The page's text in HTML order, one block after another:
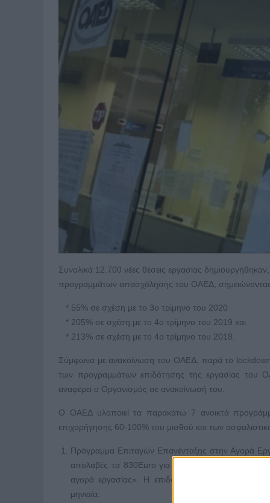
Συνολικά 12.700 νέες θέσεις εργασίας
προγραμμάτων απασχόλησης του ΟΑΕΔ,
* 55% σε σχέση με το 3ο τρίμηνο του 2020
* 205% σε σχέση με το 4ο τρίμηνο του 2019 και
* 213% σε σχέση με το 4ο τρίμηνο του 2018.
Σύμφωνα με ανακοίνωση του ΟΑΕΔ, παρά το lockdown
των προγραμμάτων επιδότησης της εργασίας του
αναφέρει ο Οργανισμός σε ανακοίνωσή του.
Ο ΟΑΕΔ υλοποιεί τα παρακάτω 7 ανοικτά
επιχορήγησης 60-100% του μισθού και των
Πρόγραμμα Επιταγών Επανένταξης στην Αγορά
απολαβές τα 830Euro για επιδοτούμενους
αγορά εργασίας». Η επιδότηση ανέρχεται στο
μηνιαία.